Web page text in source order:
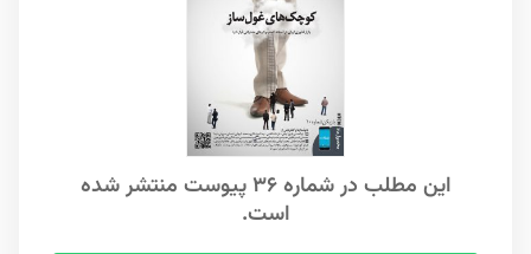
این مطلب در شماره ۳۶ پیوست منتشر شده
است.